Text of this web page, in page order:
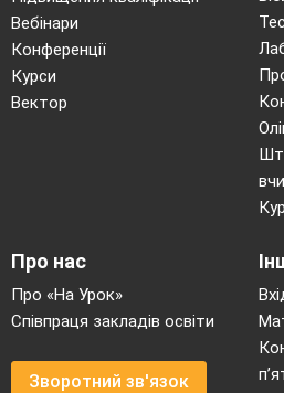
Вебінари
Конференції
Курси
Вектор
Про нас
Про «На Урок»
Співпраця закладів освіти
Зворотний зв'язок